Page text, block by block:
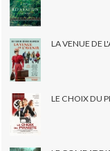
LA VENUE DE
LE CHOIX DU